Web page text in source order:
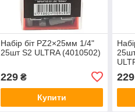
Набір біт PZ2×25мм 1/4"
25шт S2 ULTRA (4010502)
229₴
Купити
229